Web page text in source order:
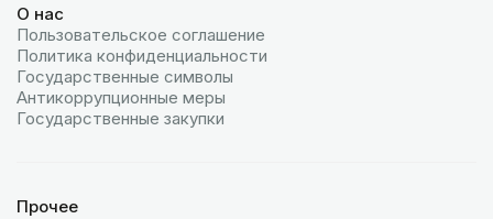
О нас
Пользовательское соглашение
Политика конфиденциальности
Государственные символы
Антикоррупционные меры
Государственные закупки
Прочее